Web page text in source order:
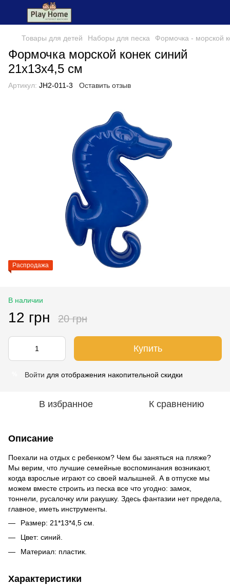
Товары для детей Наборы для песка Формочка - морской
Формочка морской конек синий
21x13x4,5 см
Артикул: JH2-011-3 Оставить отзыв
Распродажа
В наличии
12 грн 20 грн
Купить
Войти для отображения накопительной скидки
В избранное К сравнению
Описание
Поехали на отдых с ребенком? Чем бы заняться на пляже?
Мы верим, что лучшие семейные воспоминания возникают,
когда взрослые играют со своей малышней. А в отпуске мы
можем вместе строить из песка все что угодно: замок,
тоннели, русалочку или ракушку. Здесь фантазии нет предела,
главное, иметь инструменты.
Размер: 21*13*4,5 см.
Цвет: синий.
Материал: пластик.
Характеристики